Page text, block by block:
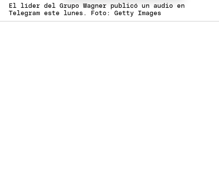
El líder del Grupo Wagner publicó un audio en
Telegram este lunes. Foto: Getty Images